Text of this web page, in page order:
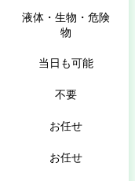
液体・生物・危険
物
当日も可能
不要
お任せ
お任せ